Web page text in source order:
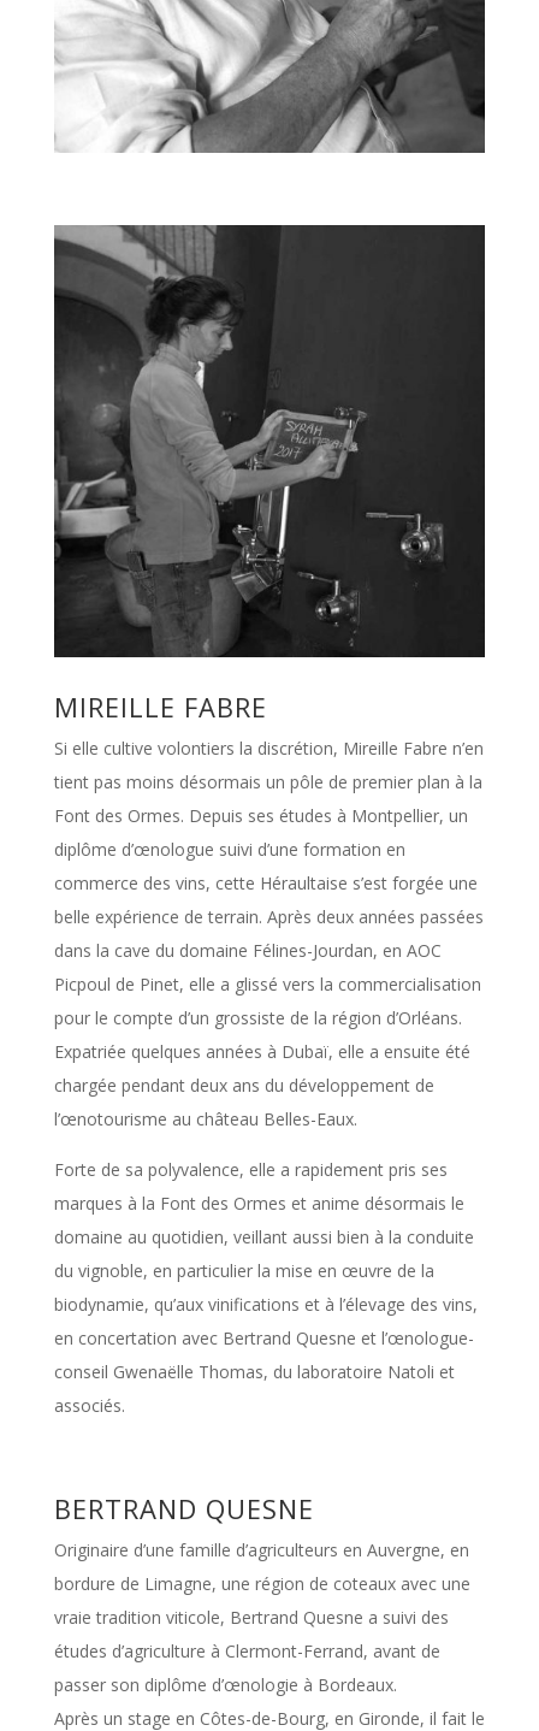
MIREILLE FABRE
Si elle cultive volontiers la discrétion, Mireille Fabre n’en
tient pas moins désormais un pôle de premier plan à la
Font des Ormes. Depuis ses études à Montpellier, un
diplôme d’œnologue suivi d’une formation en
commerce des vins, cette Héraultaise s’est forgée une
belle expérience de terrain. Après deux années passées
dans la cave du domaine Félines-Jourdan, en AOC
Picpoul de Pinet, elle a glissé vers la commercialisation
pour le compte d’un grossiste de la région d’Orléans.
Expatriée quelques années à Dubaï, elle a ensuite été
chargée pendant deux ans du développement de
l’œnotourisme au château Belles-Eaux.
Forte de sa polyvalence, elle a rapidement pris ses
marques à la Font des Ormes et anime désormais le
domaine au quotidien, veillant aussi bien à la conduite
du vignoble, en particulier la mise en œuvre de la
biodynamie, qu’aux vinifications et à l’élevage des vins,
en concertation avec Bertrand Quesne et l’œnologue-
conseil Gwenaëlle Thomas, du laboratoire Natoli et
associés.
BERTRAND QUESNE
Originaire d’une famille d’agriculteurs en Auvergne, en
bordure de Limagne, une région de coteaux avec une
vraie tradition viticole, Bertrand Quesne a suivi des
études d’agriculture à Clermont-Ferrand, avant de
passer son diplôme d’œnologie à Bordeaux.
Après un stage en Côtes-de-Bourg, en Gironde, il fait le